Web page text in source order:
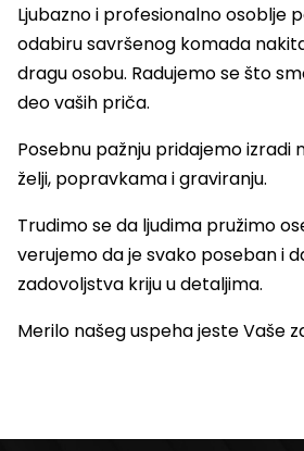
Ljubazno i profesionalno osoblje
odabiru savršenog komada
dragu osobu. Radujemo se što
deo vaših priča.
Posebnu pažnju pridajemo izradi
želji, popravkama i graviranju.
Trudimo se da ljudima pružimo
verujemo da je svako poseban i
zadovoljstva kriju u detaljima.
Merilo našeg uspeha jeste Vaše